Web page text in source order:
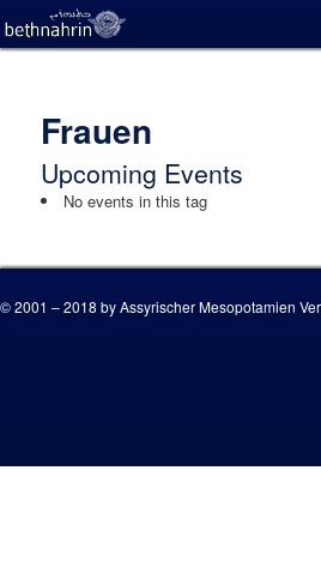
Frauen
Upcoming Events
No events in this tag
© 2001 – 2018 by Assyrischer Mesopotamien